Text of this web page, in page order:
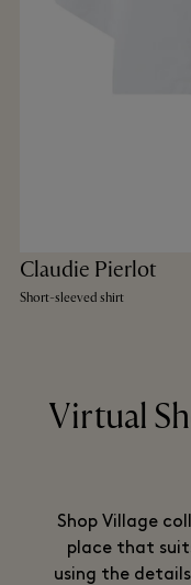
Claudie Pierlot
Short-sleeved shirt
Virtual
Shop Village
place that
using the